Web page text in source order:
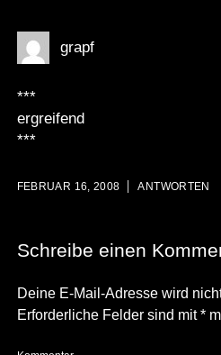
grapf
***
ergreifend
***
FEBRUAR 16, 2008 ANTWORTEN
Schreibe einen
Deine E-Mail-Adresse wird
Erforderliche Felder sind mit*